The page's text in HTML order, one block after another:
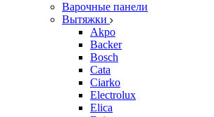
Варочные панели
Вытяжки
Akpo
Backer
Bosch
Cata
Ciarko
Electrolux
Elica